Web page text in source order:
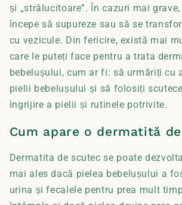
și „strălucitoare”. În cazuri mai
începe să supureze sau să se
cu vezicule. Din fericire, există mai
care le puteți face pentru a trata
bebelușului, cum ar fi: să urmăriți cu
pielii bebelușului și să folosiți
îngrijire a pielii și rutinele potrivite.
Cum apare o dermatită
Dermatita de scutec se poate
mai ales dacă pielea bebelușului a
urina și fecalele pentru prea mult